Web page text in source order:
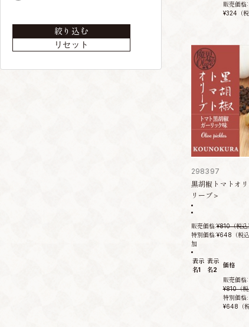
絞り込む
リセット
販売価格:
¥324 （
298397
黒胡椒トマトオ
リーブ＞
販売価格:¥810（税込
特別価格:¥648 （税
加
表示
名1
表示
名2
価格
販売価格:
¥810（
特別価格:
¥648（税